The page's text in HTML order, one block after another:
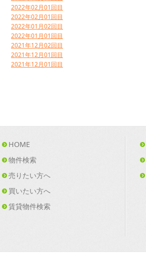
2022年02月01回目
2022年02月01回目
2022年01月02回目
2022年01月01回目
2021年12月02回目
2021年12月01回目
2021年12月01回目
HOME
物件検索
売りたい方へ
買いたい方へ
賃貸物件検索